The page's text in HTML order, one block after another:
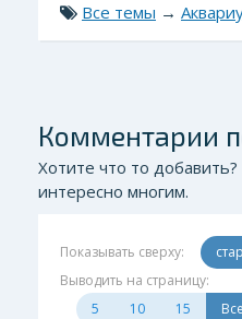
Все темы →
Комментарии
Хотите что то
интересно многим.
Показывать сверху:
Выводить на страницу:
5
10 15 Все